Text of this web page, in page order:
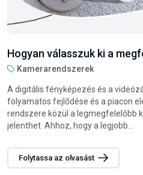
Hogyan válasszunk darts
Steel darts nyilak
A darts játék nemcsak
is, hogy fejlessze a csukló és az
családi vagy baráti
szórakozásról, a darts...
Folytassa az olvasást